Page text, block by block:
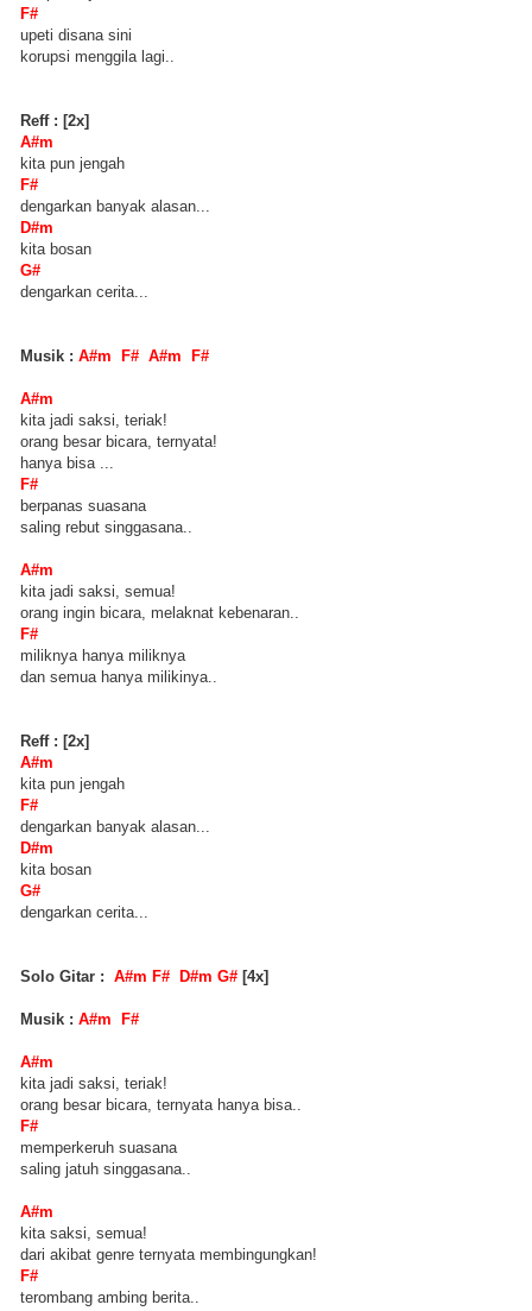
F#
upeti disana sini
korupsi menggila lagi..
Reff : [2x]
A#m
kita pun jengah
F#
dengarkan banyak alasan...
D#m
kita bosan
G#
dengarkan cerita...
Musik : A#m F# A#m F#
A#m
kita jadi saksi, teriak!
orang besar bicara, ternyata!
hanya bisa ...
F#
berpanas suasana
saling rebut singgasana..
A#m
kita jadi saksi, semua!
orang ingin bicara, melaknat kebenaran..
F#
miliknya hanya miliknya
dan semua hanya milikinya..
Reff : [2x]
A#m
kita pun jengah
F#
dengarkan banyak alasan...
D#m
kita bosan
G#
dengarkan cerita...
Solo Gitar : A#m F# D#m G# [4x]
Musik : A#m F#
A#m
kita jadi saksi, teriak!
orang besar bicara, ternyata hanya bisa..
F#
memperkeruh suasana
saling jatuh singgasana..
A#m
kita saksi, semua!
dari akibat genre ternyata membingungkan!
F#
terombang ambing berita..